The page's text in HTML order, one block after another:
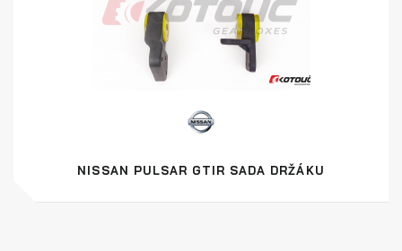
NISSAN PULSAR GTIR SADA DRŽÁKU